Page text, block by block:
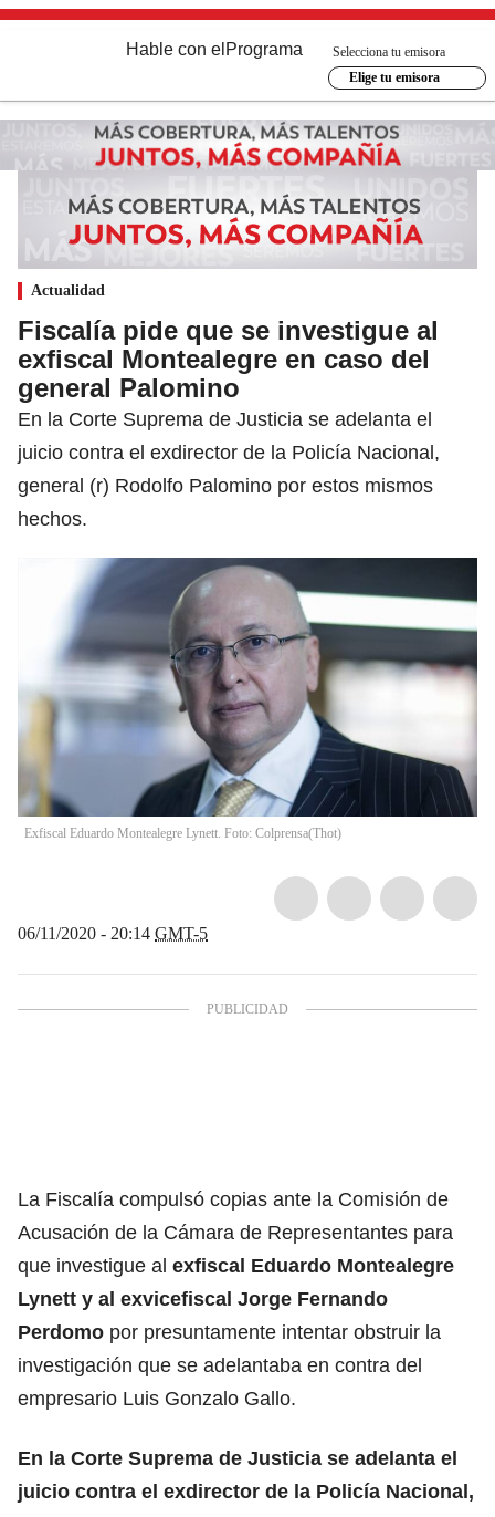
Hable con el Programa
Selecciona tu emisora
Elige tu emisora
Actualidad
Fiscalía pide que se investigue al
exfiscal Montealegre en caso del
general Palomino
En la Corte Suprema de Justicia se adelanta el
juicio contra el exdirector de la Policía Nacional,
general (r) Rodolfo Palomino por estos mismos
hechos.
Exfiscal Eduardo Montealegre Lynett. Foto: Colprensa(Thot)
06/11/2020 - 20:14 GMT-5
La Fiscalía compulsó copias ante la Comisión de
Acusación de la Cámara de Representantes para
que investigue al exfiscal Eduardo Montealegre
Lynett y al exvicefiscal Jorge Fernando
Perdomo por presuntamente intentar obstruir la
investigación que se adelantaba en contra del
empresario Luis Gonzalo Gallo.
En la Corte Suprema de Justicia se adelanta el
juicio contra el exdirector de la Policía Nacional,